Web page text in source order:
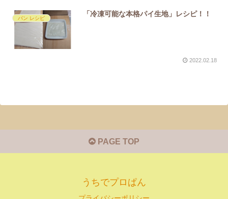
パン レシピ
「冷凍可能な本格パイ生地」レシピ！！
2022.02.18
PAGE TOP
うちでプロぱん